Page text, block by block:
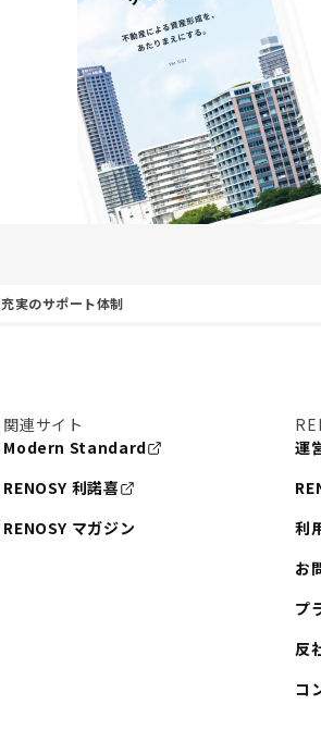
充実のサポート体制
関連サイト
Modern Standard
RENOSY 利諾喜
RENOSY マガジン
運
利
お
プ
反
コ